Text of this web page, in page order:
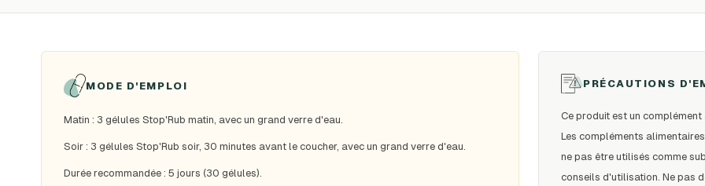
MODE D'EMPLOI
Matin : 3 gélules Stop'Rub matin, avec un grand verre d'eau.
Soir : 3 gélules Stop'Rub soir, 30 minutes avant le coucher, avec un grand verre d'eau.
Durée recommandée : 5 jours (30 gélules).
PRÉCAUTIONS
Ce produit est un
Les compléments
ne pas être utilisés comme
conseils d'utilisation. Ne pas